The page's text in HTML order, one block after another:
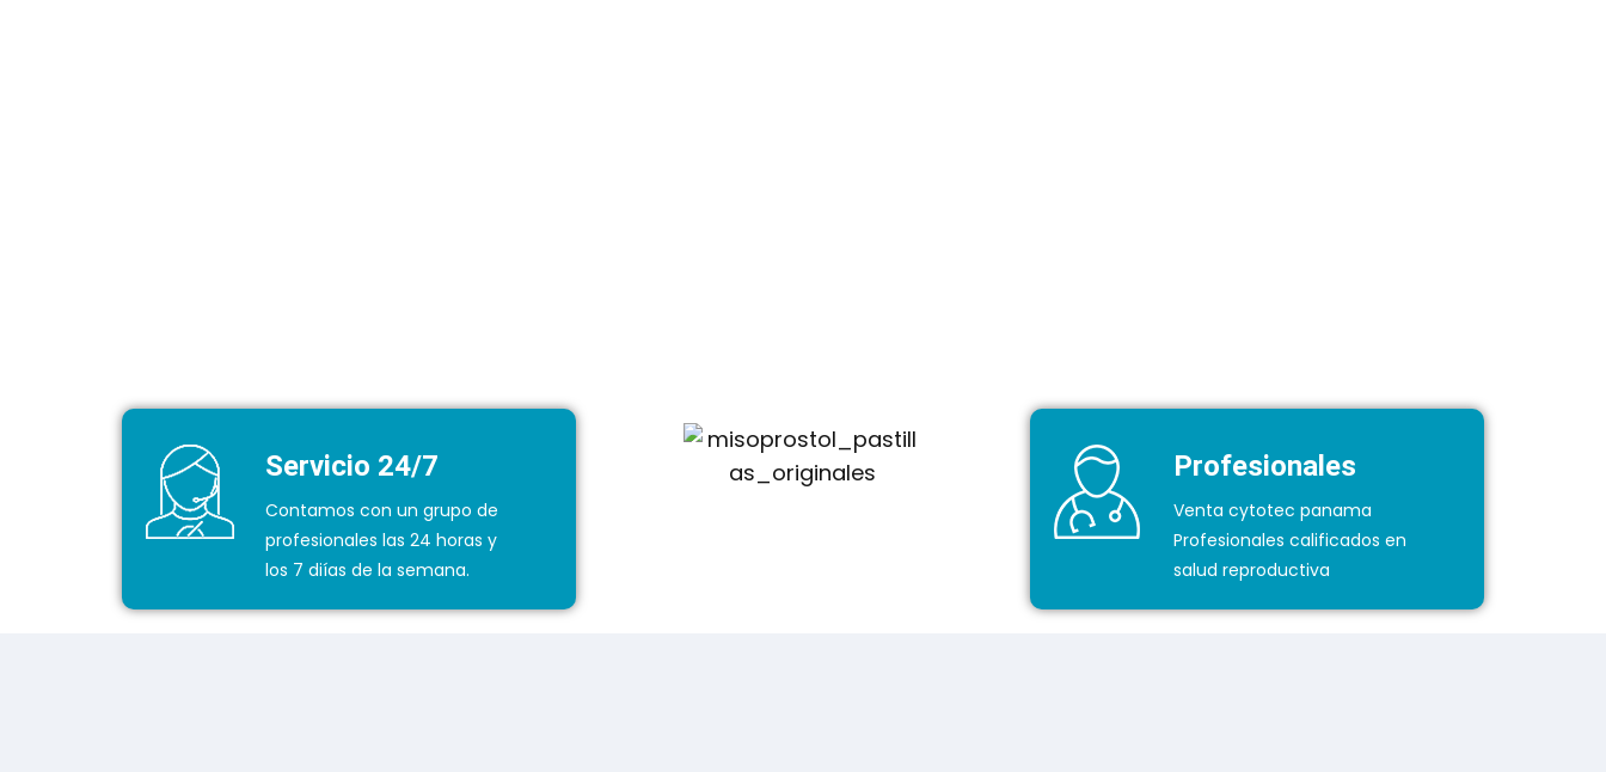
Servicio 24/7
Contamos con un grupo de
profesionales las 24 horas y
los 7 diías de la semana.
Profesionales
Venta cytotec panama
Profesionales calificados en
salud reproductiva